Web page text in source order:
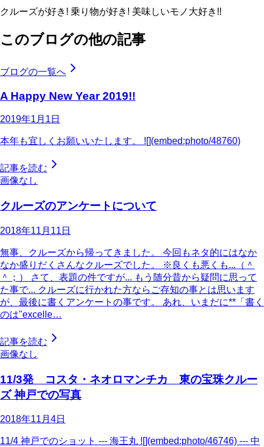
クルーズが好き! 乗り物が好き! 美味しいモノ大好き!!
このブログの他の記事
ブログの一覧へ
A Happy New Year 2019!!
2019年1月1日
本年も宜しくお願いいたします。 ![](embed:photo/48760)
記事を読む
画像なし
クルーズのアンケートについて
2018年11月11日
無事、クルーズから帰ってきました。 今回もネタ的にはなか
なか盛りだくさんなクルーズでした。 ※良くも悪くも...（＾
＾；） さて、表題の件ですが... もう随分昔から疑問に思って
た事で... クルーズに行かれた方ならご存知の事とは思います
が、最後に書くアンケートの事です。 あれ、いまだに**「書く
のは"excelle…
記事を読む
画像なし
11/3発 コスタ・ネオロマンチカ 東の宝珠クルー
ズ 神戸での写真
2018年11月4日
11/4 神戸でのショット --- 海王丸 ![](embed:photo/46746) --- 中